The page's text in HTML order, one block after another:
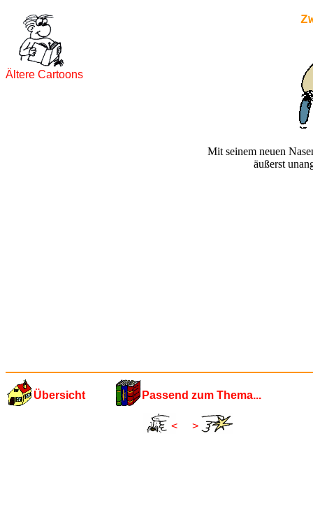
Ältere Cartoons
Mit seinem neuen
äußerst
Übersicht Passend zum Thema...
< >